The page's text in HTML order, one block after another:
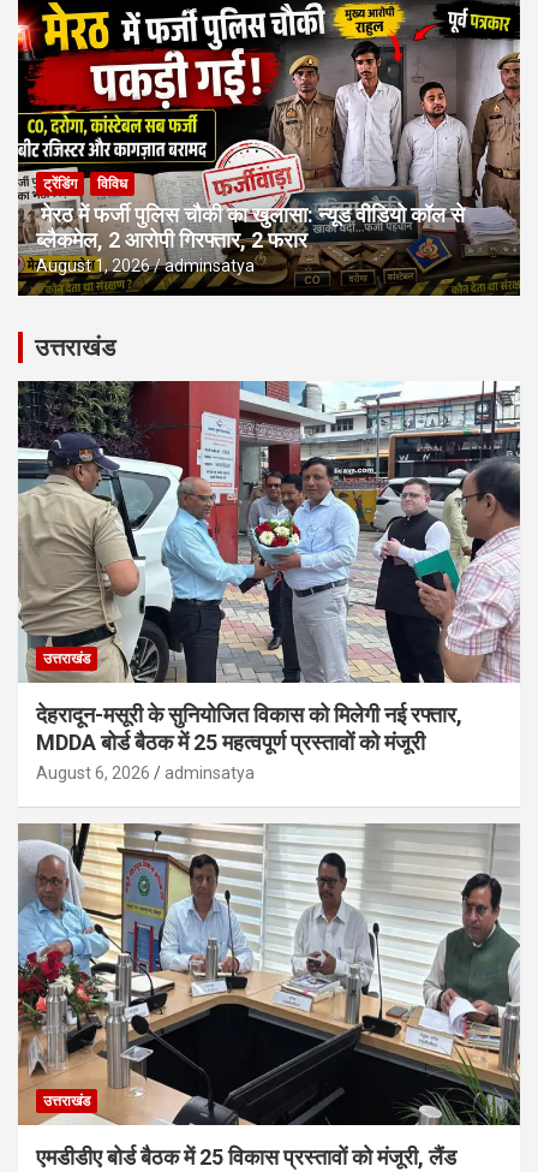
ट्रेंडिंग विविध
मेरठ में फर्जी पुलिस चौकी का खुलासा: न्यूड वीडियो कॉल से
ब्लैकमेल, 2 आरोपी गिरफ्तार, 2 फरार
August 1, 2026 adminsatya
उत्तराखंड
उत्तराखंड
देहरादून-मसूरी के सुनियोजित विकास को मिलेगी नई रफ्तार,
MDDA बोर्ड बैठक में 25 महत्वपूर्ण प्रस्तावों को मंजूरी
August 6, 2026 adminsatya
उत्तराखंड
एमडीडीए बोर्ड बैठक में 25 विकास प्रस्तावों को मंजूरी, लैंड